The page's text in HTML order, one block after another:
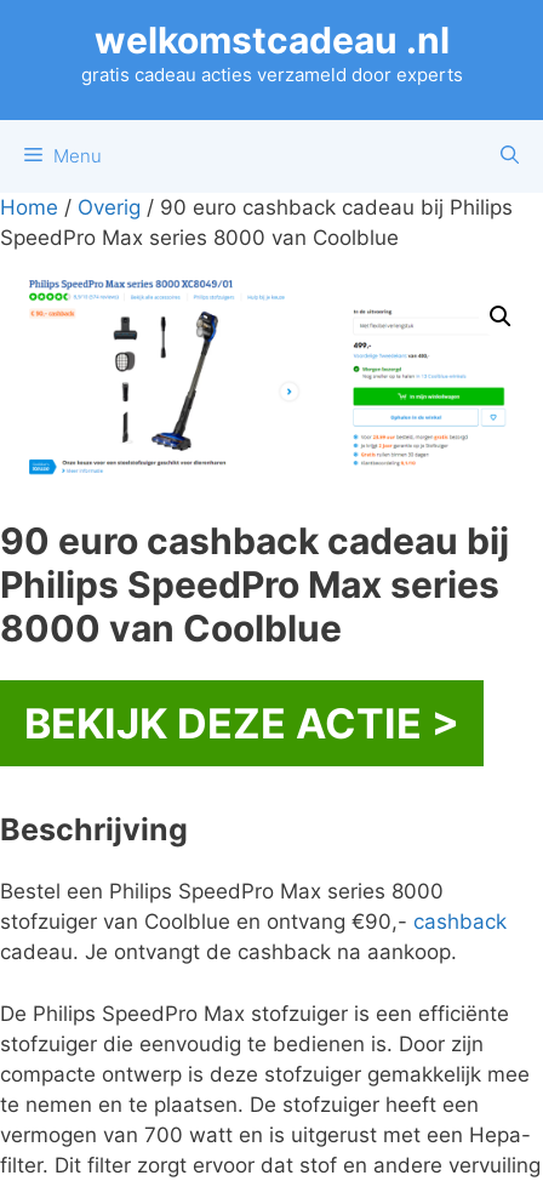
welkomstcadeau .nl
gratis cadeau acties verzameld door experts
Menu
Home / Overig / 90 euro cashback cadeau bij Philips
SpeedPro Max series 8000 van Coolblue
90 euro cashback cadeau bij
Philips SpeedPro Max series
8000 van Coolblue
BEKIJK DEZE ACTIE >
Beschrijving
Bestel een Philips SpeedPro Max series 8000
stofzuiger van Coolblue en ontvang €90,- cashback
cadeau. Je ontvangt de cashback na aankoop.
De Philips SpeedPro Max stofzuiger is een efficiënte
stofzuiger die eenvoudig te bedienen is. Door zijn
compacte ontwerp is deze stofzuiger gemakkelijk mee
te nemen en te plaatsen. De stofzuiger heeft een
vermogen van 700 watt en is uitgerust met een Hepa-
filter. Dit filter zorgt ervoor dat stof en andere vervuiling